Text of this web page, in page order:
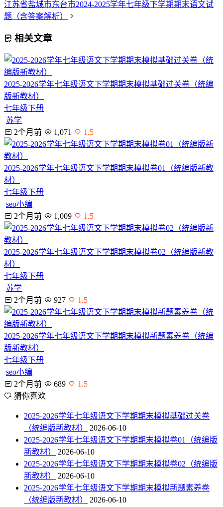
江苏省盐城市东台市2024-2025学年七年级下学期期末语文试
题（含答案解析）
相关文章
2025-2026学年七年级语文下学期期末模拟基础过关卷（统编
版新教材）
七年级下册
苏学
2个月前
1,071 1.5
2025-2026学年七年级语文下学期期末模拟卷01（统编版新教
材）
七年级下册
seo小编
2个月前
1,009 1.5
2025-2026学年七年级语文下学期期末模拟卷02（统编版新教
材）
七年级下册
苏学
2个月前
927 1.5
2025-2026学年七年级语文下学期期末模拟新题素养卷（统编
版新教材）
七年级下册
seo小编
2个月前
689
1.5
猜你喜欢
2025-2026学年七年级语文下学期期末模拟基础过关卷
（统编版新教材）
2026-06-10
2025-2026学年七年级语文下学期期末模拟卷01（统编版
新教材）
2026-06-10
2025-2026学年七年级语文下学期期末模拟卷02（统编版
新教材）
2026-06-10
2025-2026学年七年级语文下学期期末模拟新题素养卷
（统编版新教材）
2026-06-10